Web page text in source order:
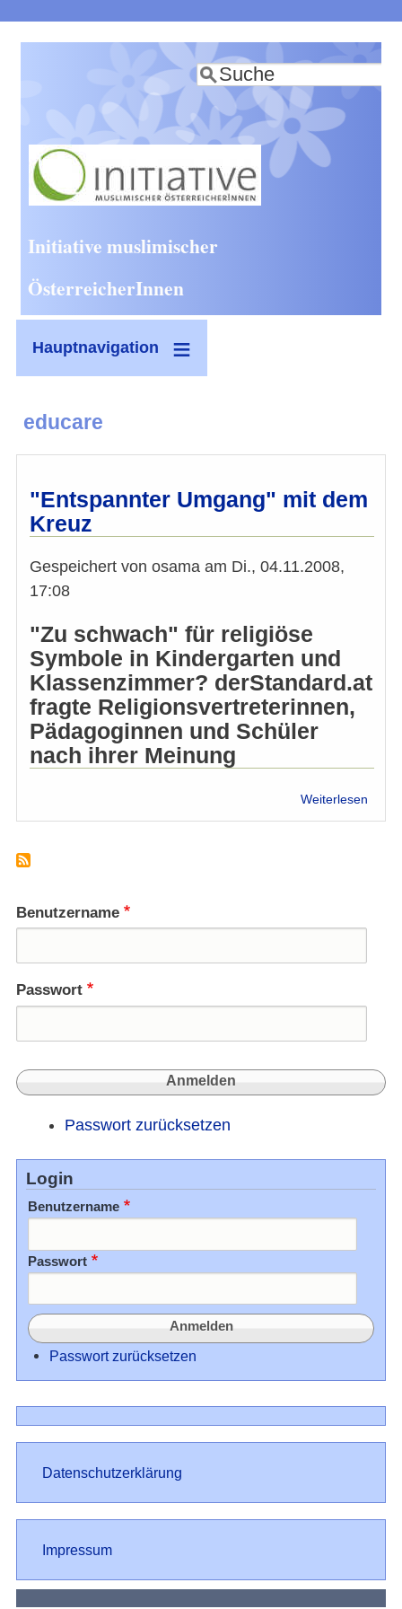
zum
Inhalt
Suche
Initiative muslimischer
ÖsterreicherInnen
Hauptnavigation
educare
"Entspannter Umgang" mit dem
Kreuz
Gespeichert von osama am Di., 04.11.2008,
17:08
"Zu schwach" für religiöse
Symbole in Kindergarten und
Klassenzimmer? derStandard.at
fragte Religionsvertreterinnen,
Pädagoginnen und Schüler
nach ihrer Meinung
Weiterlesen
Benutzername
Passwort
Passwort zurücksetzen
Login
Benutzername
Passwort
Passwort zurücksetzen
Datenschutz
Datenschutzerklärung
Impressum
Impressum